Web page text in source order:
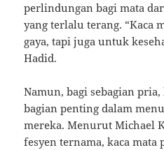
perlindungan bagi mata
yang terlalu terang. “Kaca
gaya, tapi juga untuk
Hadid.
Namun, bagi sebagian
bagian penting dalam
mereka. Menurut Michael
fesyen ternama, kaca mata